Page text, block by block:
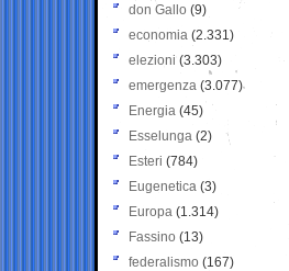
don Gallo (9)
economia (2.331)
elezioni (3.303)
emergenza (3.077)
Energia (45)
Esselunga (2)
Esteri (784)
Eugenetica (3)
Europa (1.314)
Fassino (13)
federalismo (167)